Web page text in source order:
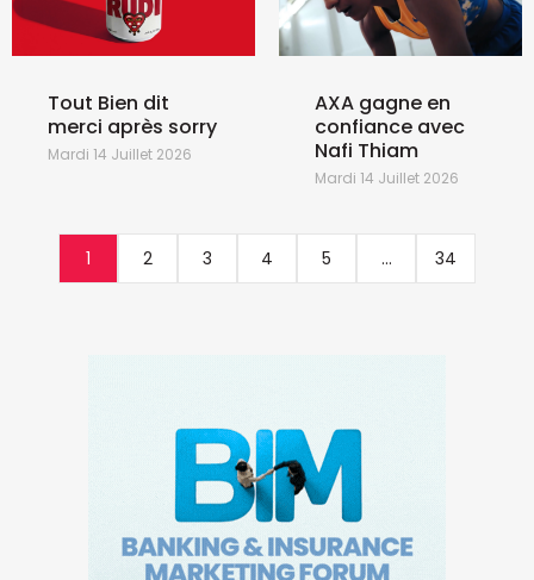
Tout Bien dit
merci après sorry
Mardi 14 Juillet 2026
AXA gagne en
confiance avec
Nafi Thiam
Mardi 14 Juillet 2026
1 2 3 4 5 ... 34